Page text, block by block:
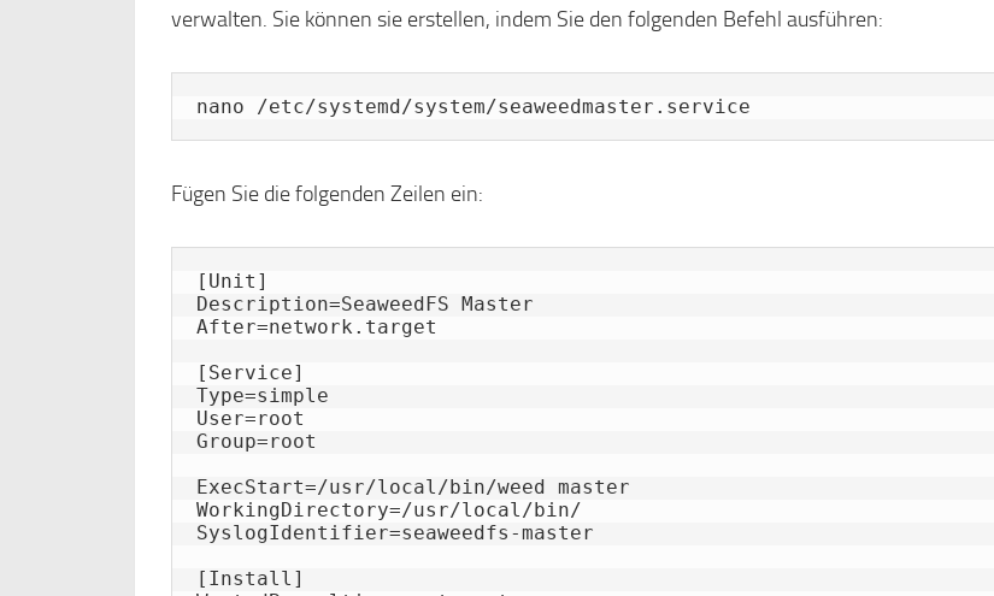
verwalten. Sie können sie erstellen, indem Sie den folgenden Befehl ausführen:
nano /etc/systemd/system/seaweedmaster.service
Fügen Sie die folgenden Zeilen ein:
[Unit]
Description=SeaweedFS Master
After=network.target
[Service]
Type=simple
User=root
Group=root
ExecStart=/usr/local/bin/weed master
WorkingDirectory=/usr/local/bin/
SyslogIdentifier=seaweedfs-master
[Install]